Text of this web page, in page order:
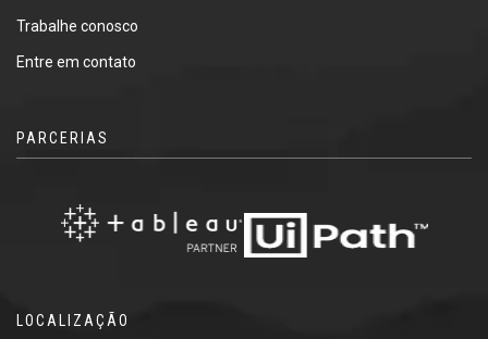
Trabalhe conosco
Entre em contato
PARCERIAS
LOCALIZAÇÃO